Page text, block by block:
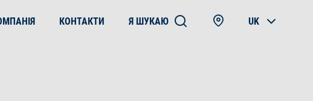
КОНТАКТИ Я ШУКАЮ UK